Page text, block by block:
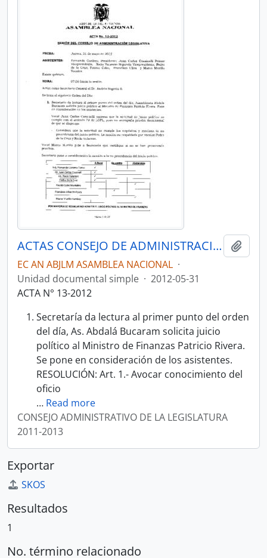
ACTAS CONSEJO DE ADMINISTRACIÓN LEGISLATIVA CAL-2011-2013
EC AN ABJLM ASAMBLEA NACIONAL ·
Unidad documental simple · 2012-05-31
ACTA N° 13-2012
Secretaría da lectura al primer punto del orden
del día, As. Abdalá Bucaram solicita juicio
político al Ministro de Finanzas Patricio Rivera.
Se pone en consideración de los asistentes.
RESOLUCIÓN: Art. 1.- Avocar conocimiento del
oficio
… Read more
CONSEJO ADMINISTRATIVO DE LA LEGISLATURA
2011-2013
Exportar
SKOS
Resultados
1
No. término relacionado